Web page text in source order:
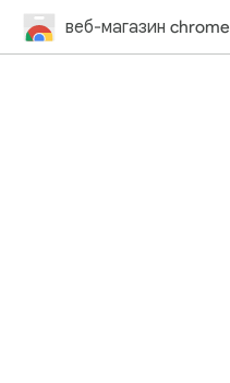
веб-магазин chrome